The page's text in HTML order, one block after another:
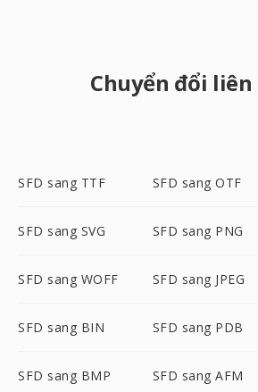
Chuyển đổi liên
SFD sang TTF SFD sang OTF
SFD sang SVG SFD sang PNG
SFD sang WOFF SFD sang JPEG
SFD sang BIN SFD sang PDB
SFD sang BMP SFD sang AFM